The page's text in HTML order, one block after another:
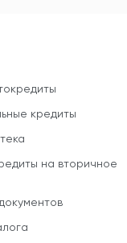
кредиты
на вторичное